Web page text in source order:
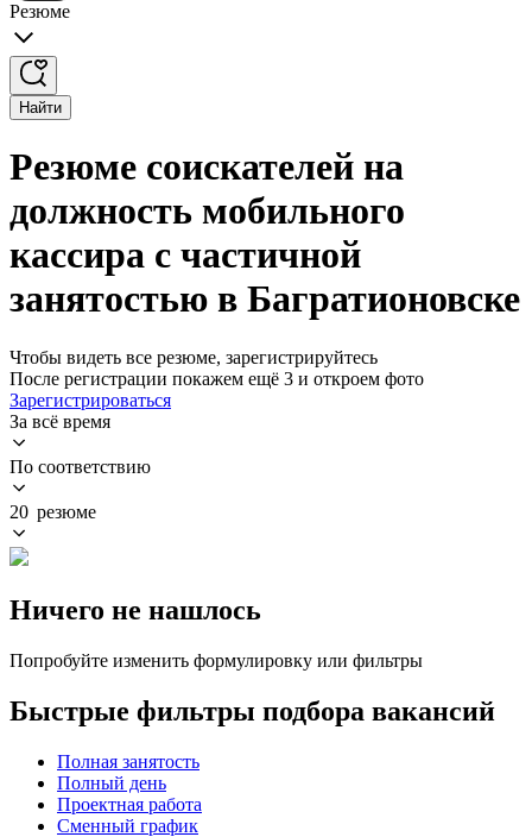
Резюме
Найти
Резюме соискателей на
должность мобильного
кассира с частичной
занятостью в Багратионовске
Чтобы видеть все резюме, зарегистрируйтесь
После регистрации покажем ещё 3 и откроем фото
Зарегистрироваться
За всё время
По соответствию
20 резюме
Ничего не нашлось
Попробуйте изменить формулировку или фильтры
Быстрые фильтры подбора вакансий
Полная занятость
Полный день
Проектная работа
Сменный график